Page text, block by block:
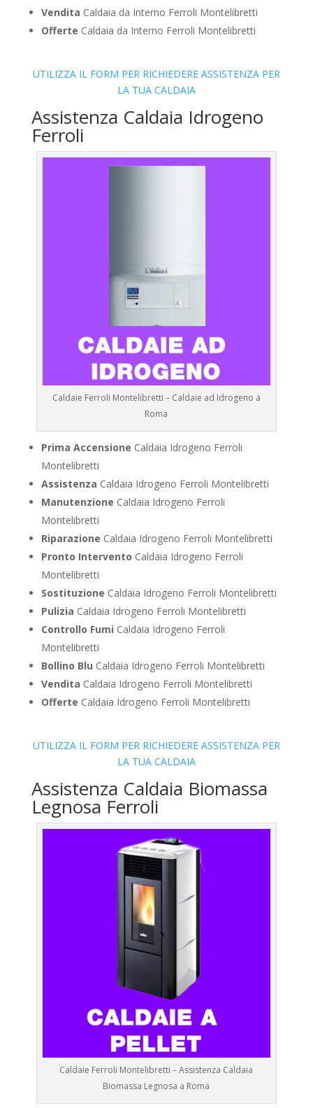
Vendita Caldaia da Interno Ferroli Montelibretti
Offerte Caldaia da Interno Ferroli Montelibretti
UTILIZZA IL FORM PER RICHIEDERE ASSISTENZA PER
LA TUA CALDAIA
Assistenza Caldaia Idrogeno
Ferroli
Caldaie Ferroli Montelibretti – Caldaie ad Idrogeno a
Roma
Prima Accensione Caldaia Idrogeno Ferroli
Montelibretti
Assistenza Caldaia Idrogeno Ferroli Montelibretti
Manutenzione Caldaia Idrogeno Ferroli
Montelibretti
Riparazione Caldaia Idrogeno Ferroli Montelibretti
Pronto Intervento Caldaia Idrogeno Ferroli
Montelibretti
Sostituzione Caldaia Idrogeno Ferroli Montelibretti
Pulizia Caldaia Idrogeno Ferroli Montelibretti
Controllo Fumi Caldaia Idrogeno Ferroli
Montelibretti
Bollino Blu Caldaia Idrogeno Ferroli Montelibretti
Vendita Caldaia Idrogeno Ferroli Montelibretti
Offerte Caldaia Idrogeno Ferroli Montelibretti
UTILIZZA IL FORM PER RICHIEDERE ASSISTENZA PER
LA TUA CALDAIA
Assistenza Caldaia Biomassa
Legnosa Ferroli
Caldaie Ferroli Montelibretti – Assistenza Caldaia
Biomassa Legnosa a Roma